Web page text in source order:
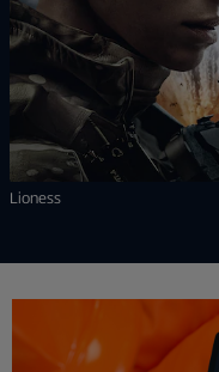
Lioness